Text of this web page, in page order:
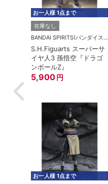
お一人様 1点まで
在庫なし
BANDAI SPIRITS(バンダイスピリッツ)
S.H.Figuarts スーパーサ
イヤ人3 孫悟空『ドラゴ
ンボールZ』
5,900 円
お一人様 1点まで